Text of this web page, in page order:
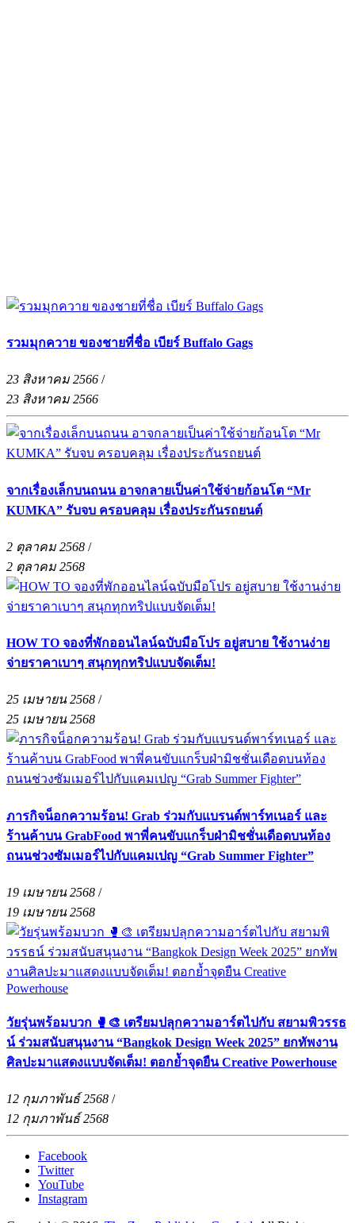
รวมมุกควาย ของชายที่ชื่อ เบียร์ Buffalo Gags
23 สิงหาคม 2566 /
23 สิงหาคม 2566
จากเรื่องเล็กบนถนน อาจกลายเป็นค่าใช้จ่ายก้อนโต “Mr
KUMKA” รับจบ ครอบคลุม เรื่องประกันรถยนต์
2 ตุลาคม 2568 /
2 ตุลาคม 2568
HOW TO จองที่พักออนไลน์ฉบับมือโปร อยู่สบาย ใช้งานง่าย
จ่ายราคาเบาๆ สนุกทุกทริปแบบจัดเต็ม!
25 เมษายน 2568 /
25 เมษายน 2568
ภารกิจน็อกความร้อน! Grab ร่วมกับแบรนด์พาร์ทเนอร์ และ
ร้านค้าบน GrabFood พาพี่คนขับแกร็บฝ่ามิชชั่นเดือดบนท้อง
ถนนช่วงซัมเมอร์ไปกับแคมเปญ “Grab Summer Fighter”
19 เมษายน 2568 /
19 เมษายน 2568
วัยรุ่นพร้อมบวก 🥊🎨 เตรียมปลุกความอาร์ตไปกับ สยามพิวรรธ
น์ ร่วมสนับสนุนงาน “Bangkok Design Week 2025” ยกทัพงาน
ศิลปะมาแสดงแบบจัดเต็ม! ตอกย้ำจุดยืน Creative Powerhouse
12 กุมภาพันธ์ 2568 /
12 กุมภาพันธ์ 2568
Facebook
Twitter
YouTube
Instagram